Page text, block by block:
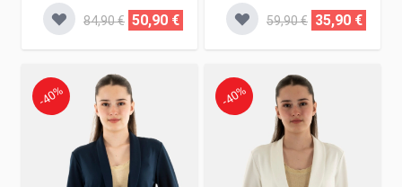
84,90 € 50,90 € 59,90 € 35,90 €
-40% -40%